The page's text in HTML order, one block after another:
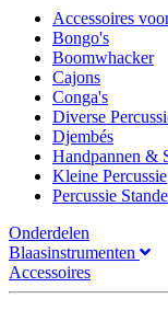
Accessoires
Bongo's
Boomwhacker
Cajons
Conga's
Diverse
Djembés
Handpannen &
Kleine Percussie
Percussie
Onderdelen
Blaasinstrumenten
Accessoires